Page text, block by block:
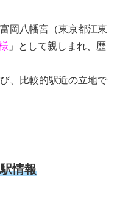
岡八幡宮（東京都江東
」として親しまれ、歴
、比較的駅近の立地で
情報